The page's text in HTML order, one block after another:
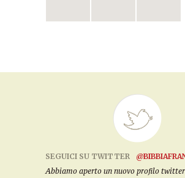
SEGUICI SU TWITTER
Abbiamo aperto un nuovo profilo